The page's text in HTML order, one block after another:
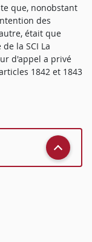
que, nonobstant
des
était que
la SCI La
d'appel a privé
1842 et 1843